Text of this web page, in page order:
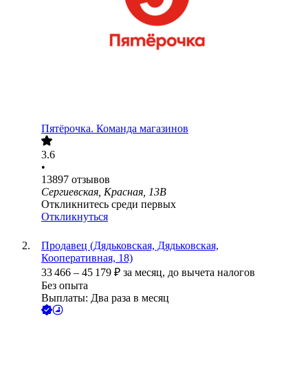
Пятёрочка. Команда магазинов
3.6
•
13897 отзывов
Сергиевская, Красная, 13В
Откликнитесь среди первых
Откликнуться
Продавец (Дядьковская, Дядьковская,
Кооперативная, 18)
33 466 – 45 179 ₽ за месяц, до вычета налогов
Без опыта
Выплаты: Два раза в месяц